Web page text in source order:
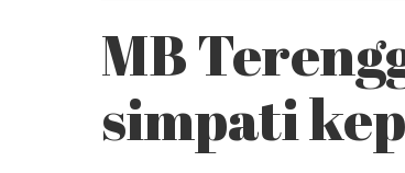
MB
simpati